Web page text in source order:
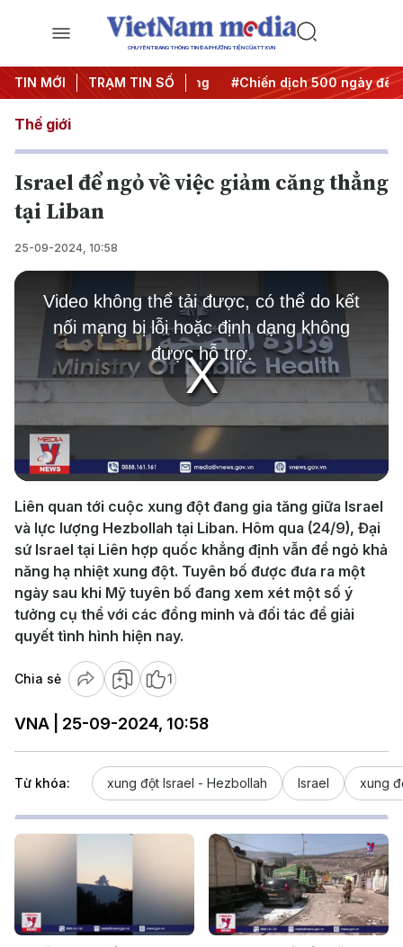
CHUYÊN TRANG THÔNG TIN ĐA PHƯƠNG TIỆN CỦA TTXVN
TIN MỚI TRẠM TIN SỐ
Nghị quyết thành hành động #Chiến dịch 500 ngày đêm
Thế giới
Israel để ngỏ về việc giảm căng thẳng
tại Liban
25-09-2024, 10:58
Play
Video
This
window.
Video không thể tải được, có thể do kết
nối mạng bị lỗi hoặc định dạng không
được hỗ trợ.
Liên quan tới cuộc xung đột đang gia tăng giữa Israel
và lực lượng Hezbollah tại Liban. Hôm qua (24/9), Đại
sứ Israel tại Liên hợp quốc khẳng định vẫn để ngỏ khả
năng hạ nhiệt xung đột. Tuyên bố được đưa ra một
ngày sau khi Mỹ tuyên bố đang xem xét một số ý
tưởng cụ thể với các đồng minh và đối tác để giải
quyết tình hình hiện nay.
Chia sẻ 1
VNA | 25-09-2024, 10:58
Từ khóa: xung đột Israel - Hezbollah Israel xung